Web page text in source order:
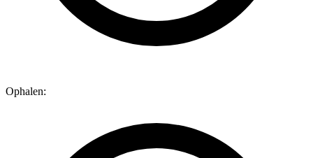
Ophalen: